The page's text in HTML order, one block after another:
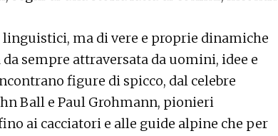
ma di vere e proprie dinamiche
sempre attraversata da uomini, idee e
figure di spicco, dal celebre
Ball e Paul Grohmann, pionieri
ai cacciatori e alle guide alpine che per